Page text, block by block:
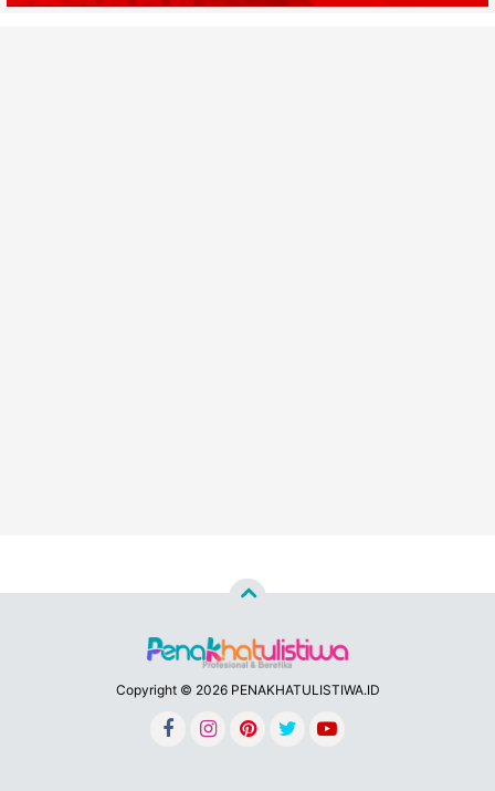
Copyright © 2026 PENAKHATULISTIWA.ID